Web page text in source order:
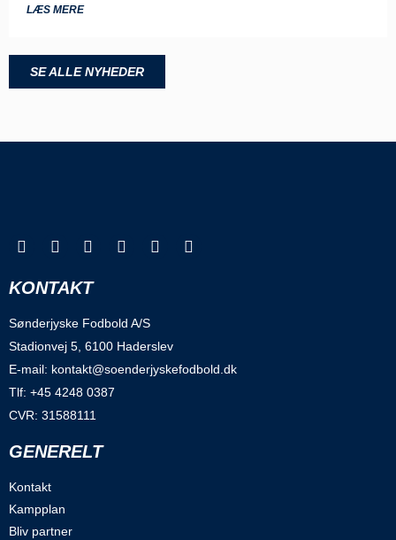
LÆS MERE
SE ALLE NYHEDER
KONTAKT
Sønderjyske Fodbold A/S
Stadionvej 5, 6100 Haderslev
E-mail: kontakt@soenderjyskefodbold.dk
Tlf: +45 4248 0387
CVR: 31588111
GENERELT
Kontakt
Kampplan
Bliv partner